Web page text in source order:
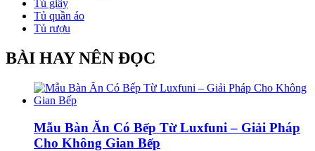
Tủ giầy
Tủ quần áo
Tủ rượu
BÀI HAY NÊN ĐỌC
Mẫu Bàn Ăn Có Bếp Từ Luxfuni – Giải Pháp
Cho Không Gian Bếp